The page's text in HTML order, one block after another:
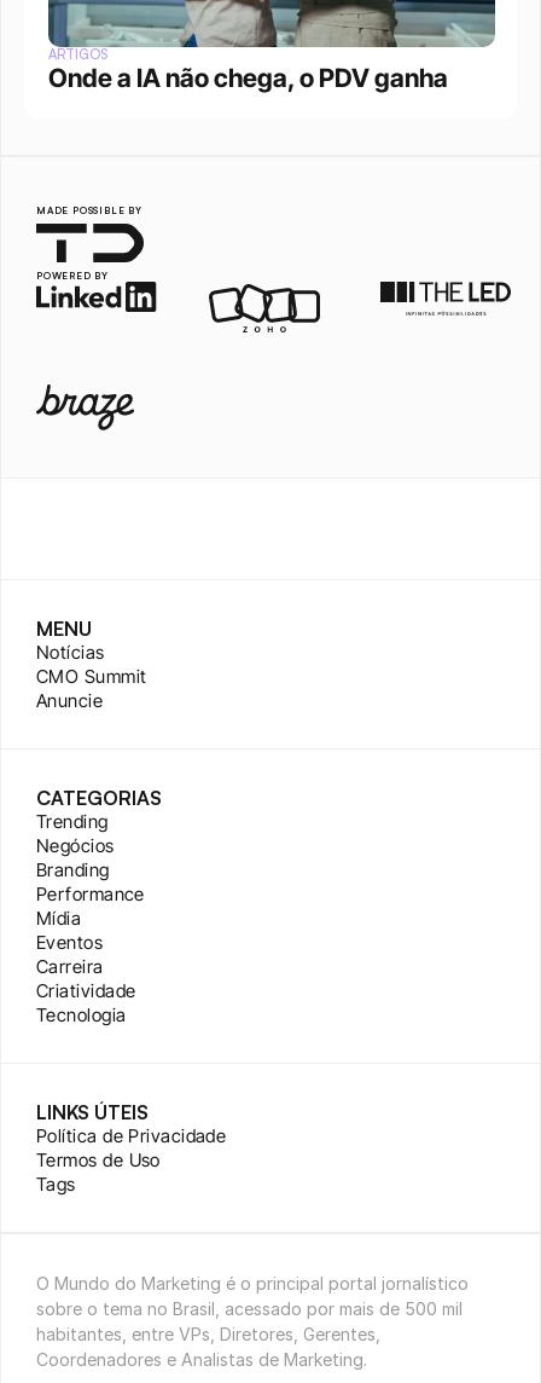
ARTIGOS
Onde a IA não chega, o PDV ganha
MADE POSSIBLE BY
POWERED BY
MENU
Notícias
CMO Summit
Anuncie
CATEGORIAS
Trending
Negócios
Branding
Performance
Mídia
Eventos
Carreira
Criatividade
Tecnologia
LINKS ÚTEIS
Política de Privacidade
Termos de Uso
Tags
O Mundo do Marketing é o principal portal jornalístico
sobre o tema no Brasil, acessado por mais de 500 mil
habitantes, entre VPs, Diretores, Gerentes,
Coordenadores e Analistas de Marketing.